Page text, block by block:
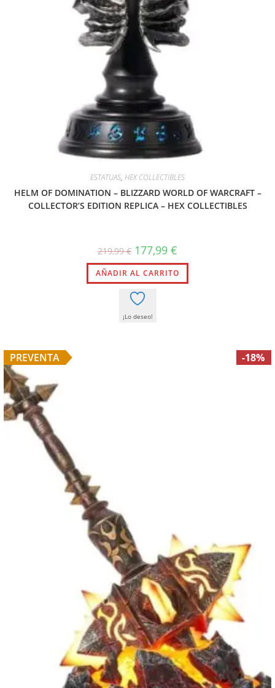
ESTATUAS, HEX COLLECTIBLES
HELM OF DOMINATION – BLIZZARD WORLD OF WARCRAFT –
COLLECTOR’S EDITION REPLICA – HEX COLLECTIBLES
219,99€ 177,99 €
AÑADIR AL CARRITO
¡Lo deseo!
-18%
PREVENTA